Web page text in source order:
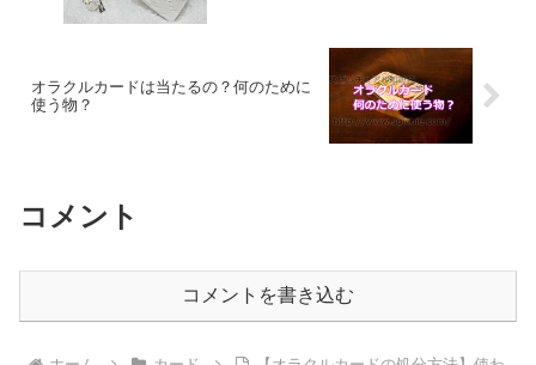
オラクルカードは当たるの？何のために
使う物？
コメント
コメントを書き込む